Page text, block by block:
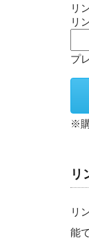
リ
リ
プ
※
リ
リ
能